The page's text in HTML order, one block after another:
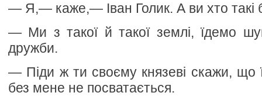
— Я,— каже,— Іван Голик. А ви хто такі
— Ми з такої й такої землі, їдемо
дружби.
— Піди ж ти своєму князеві скажи, що
без мене не посватається.